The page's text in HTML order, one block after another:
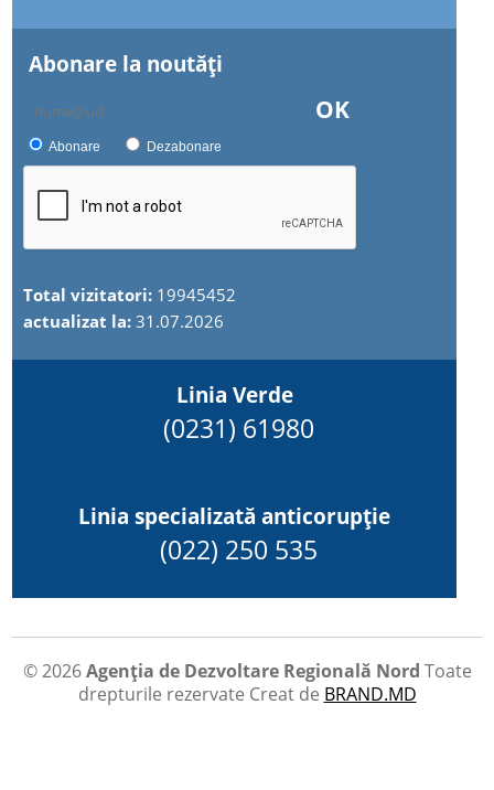
Abonare la noutăţi
OK
Abonare Dezabonare
Total vizitatori: 19945452
actualizat la:31.07.2026
Linia Verde
(0231) 61980
Linia specializată anticorupție
(022) 250 535
© 2026Agenția de Dezvoltare Regională Nord Toate
drepturile rezervate Creat de BRAND.MD